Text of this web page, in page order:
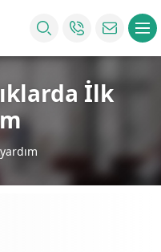
İlk